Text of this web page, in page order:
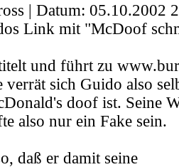
| Datum: 05.10.2002
Link mit "McDoof
und führt zu
sich Guido also
doof ist. Seine
also nur ein Fake sein.
daß er damit seine